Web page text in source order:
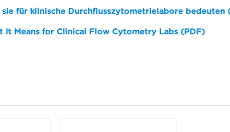
für klinische Durchflusszytometrielabore bedeuten
Means for Clinical Flow Cytometry Labs (PDF)